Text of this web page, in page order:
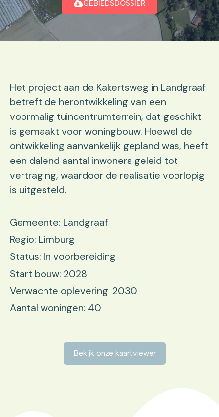
GEBIEDSDOSSIER
Het project aan de Kakertsweg in Landgraaf
betreft de herontwikkeling van een
voormalig tuincentrumterrein, dat geschikt
is gemaakt voor woningbouw. Hoewel de
ontwikkeling aanvankelijk gepland was, heeft
een dalend aantal inwoners geleid tot
vertraging, waardoor de realisatie voorlopig
is uitgesteld.
Gemeente: Landgraaf
Regio: Limburg
Status: In voorbereiding
Start bouw: 2028
Verwachte oplevering: 2030
Aantal woningen: 40
Bekijk onze kaartviewer